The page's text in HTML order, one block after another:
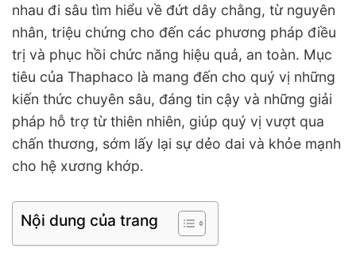
nhau đi sâu tìm hiểu về đứt dây chằng, từ nguyên
nhân, triệu chứng cho đến các phương pháp điều
trị và phục hồi chức năng hiệu quả, an toàn. Mục
tiêu của Thaphaco là mang đến cho quý vị những
kiến thức chuyên sâu, đáng tin cậy và những giải
pháp hỗ trợ từ thiên nhiên, giúp quý vị vượt qua
chấn thương, sớm lấy lại sự dẻo dai và khỏe mạnh
cho hệ xương khớp.
Nội dung của trang